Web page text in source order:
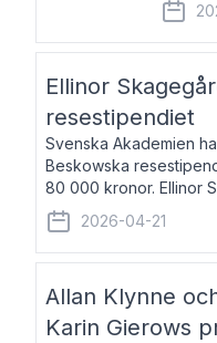
Ellinor
resestipendiet
Svenska Akademien
Beskowska
80 000 kronor. Ellinor
författare, journalist
återkommande för
2026-04-21
Allan Klynne
Karin Gierows